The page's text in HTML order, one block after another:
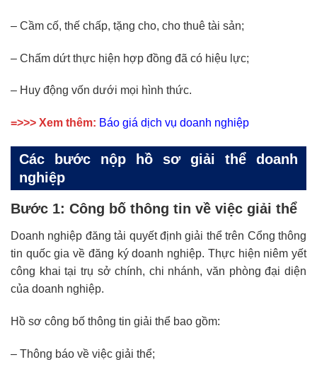
– Cầm cố, thế chấp, tặng cho, cho thuê tài sản;
– Chấm dứt thực hiện hợp đồng đã có hiệu lực;
– Huy động vốn dưới mọi hình thức.
=>>> Xem thêm: Báo giá dịch vụ doanh nghiệp
Các bước nộp hồ sơ giải thể doanh
nghiệp
Bước 1: Công bố thông tin về việc giải thể
Doanh nghiệp đăng tải quyết định giải thể trên Cổng thông
tin quốc gia về đăng ký doanh nghiệp. Thực hiện niêm yết
công khai tại trụ sở chính, chi nhánh, văn phòng đại diện
của doanh nghiệp.
Hồ sơ công bố thông tin giải thể bao gồm:
– Thông báo về việc giải thể;